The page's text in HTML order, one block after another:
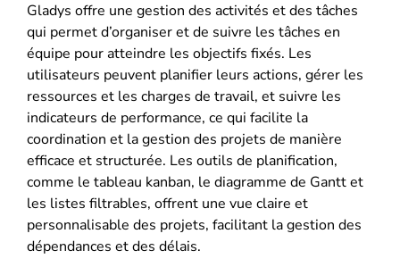
Gladys offre une gestion des activités et des tâches
qui permet d’organiser et de suivre les tâches en
équipe pour atteindre les objectifs fixés. Les
utilisateurs peuvent planifier leurs actions, gérer les
ressources et les charges de travail, et suivre les
indicateurs de performance, ce qui facilite la
coordination et la gestion des projets de manière
efficace et structurée. Les outils de planification,
comme le tableau kanban, le diagramme de Gantt et
les listes filtrables, offrent une vue claire et
personnalisable des projets, facilitant la gestion des
dépendances et des délais.